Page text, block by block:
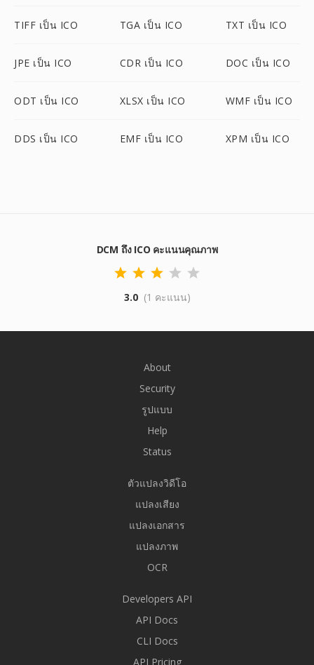
TIFF เป็น ICO TGA เป็น ICO TXT เป็น ICO
JPE เป็น ICO CDR เป็น ICO DOC เป็น ICO
ODT เป็น ICO XLSX เป็น ICO WMF เป็น ICO
DDS เป็น ICO EMF เป็น ICO XPM เป็น ICO
DCM ถึง ICO คะแนนคุณภาพ
3.0 (1 คะแนน)
About
Security
รูปแบบ
Help
Status
ตัวแปลงวิดีโอ
แปลงเสียง
แปลงเอกสาร
แปลงภาพ
OCR
Developers API
API Docs
CLI Docs
API Pricing